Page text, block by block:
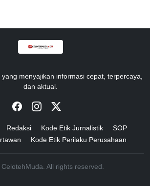
menyajikan informasi cepat, terpercaya,
dan aktual.
Redaksi Kode Etik Jurnalistik
SOP
Kode Etik Perilaku Perusahaan
All rights reserved.